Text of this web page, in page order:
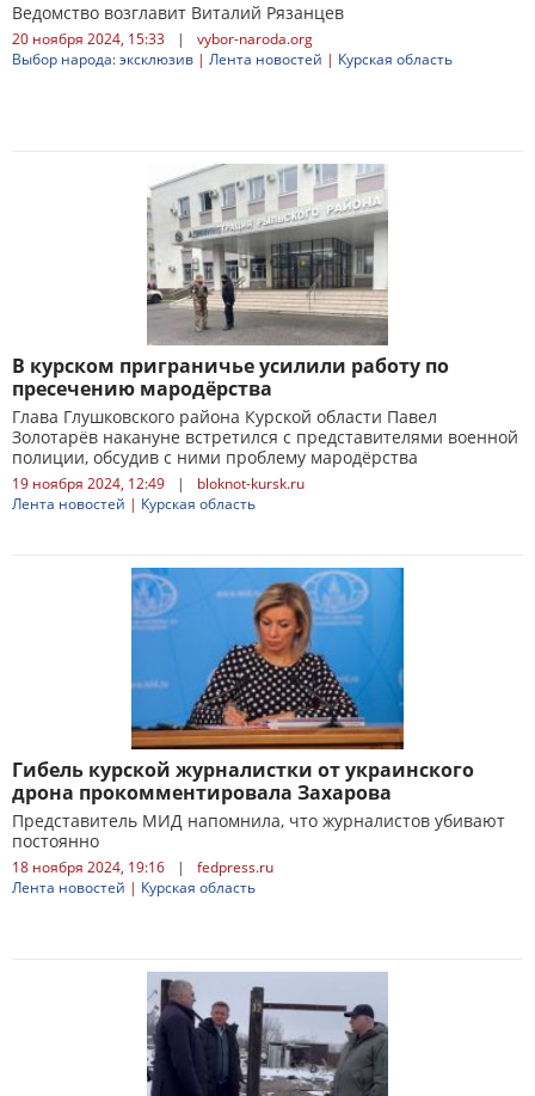
Ведомство возглавит Виталий Рязанцев
20 ноября 2024, 15:33 |
vybor-naroda.org
Выбор народа: эксклюзив | Лента новостей | Курская область
В курском приграничье усилили работу по
пресечению мародёрства
Глава Глушковского района Курской области Павел
Золотарёв накануне встретился с представителями военной
полиции, обсудив с ними проблему мародёрства
19 ноября 2024, 12:49 |
bloknot-kursk.ru
Лента новостей | Курская область
Гибель курской журналистки от украинского
дрона прокомментировала Захарова
Представитель МИД напомнила, что журналистов убивают
постоянно
18 ноября 2024, 19:16 |
fedpress.ru
Лента новостей | Курская область